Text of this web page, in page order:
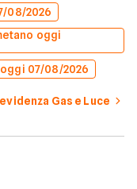
08/2026
oggi
07/08/2026
Gas e Luce